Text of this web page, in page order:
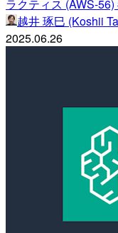
ラクティス (AWS-
越井 琢巳 (Koshii
2025.06.26